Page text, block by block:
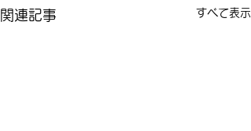
関連記事 すべて表示